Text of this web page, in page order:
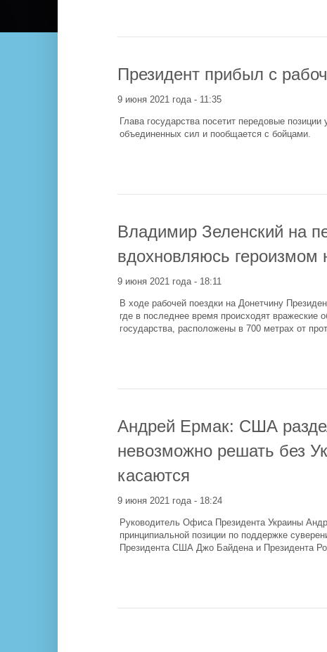
Президент прибыл с
9 июня 2021 года - 11:35
Глава государства посетит передовые
объединенных сил и пообщается с бойцами.
Владимир Зеленский на
вдохновляюсь героизмом
9 июня 2021 года - 18:11
В ходе рабочей поездки на Донетчину
где в последнее время происходят вражеские
государства, расположены в 700 метрах от
Андрей Ермак: США
невозможно решать без
касаются
9 июня 2021 года - 18:24
Руководитель Офиса Президента Украины
принципиальной позиции по поддержке
Президента США Джо Байдена и Президента